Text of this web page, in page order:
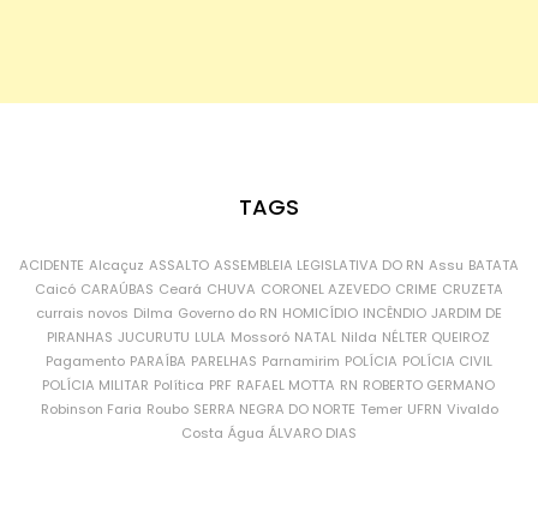
TAGS
ACIDENTE Alcaçuz ASSALTO ASSEMBLEIA LEGISLATIVA DO RN Assu BATATA
Caicó CARAÚBAS Ceará CHUVA CORONEL AZEVEDO CRIME CRUZETA
currais novos Dilma Governo do RN HOMICÍDIO INCÊNDIO JARDIM DE
PIRANHAS JUCURUTU LULA Mossoró NATAL Nilda NÉLTER QUEIROZ
Pagamento PARAÍBA PARELHAS Parnamirim POLÍCIA POLÍCIA CIVIL
POLÍCIA MILITAR Política PRF RAFAEL MOTTA RN ROBERTO GERMANO
Robinson Faria Roubo SERRA NEGRA DO NORTE Temer UFRN Vivaldo
Costa Água ÁLVARO DIAS